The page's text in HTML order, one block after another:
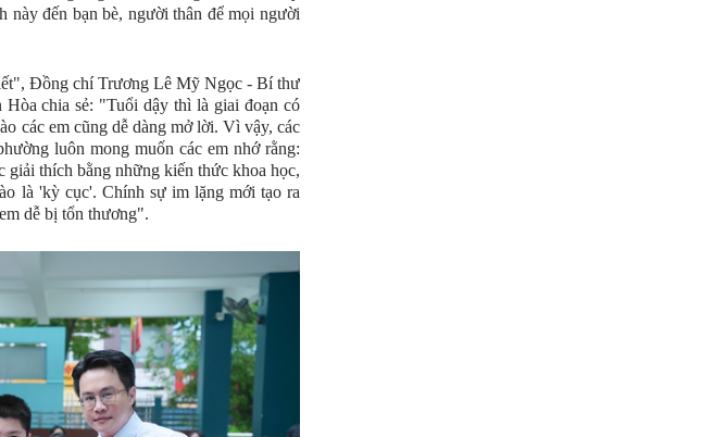
này đến bạn bè, người thân để mọi người
Đồng chí Trương Lê Mỹ Ngọc - Bí thư
chia sẻ: "Tuổi dậy thì là giai đoạn có
các em cũng dễ dàng mở lời. Vì vậy, các
luôn mong muốn các em nhớ rằng:
giải thích bằng những kiến thức khoa học,
là 'kỳ cục'. Chính sự im lặng mới tạo ra
dễ bị tổn thương".